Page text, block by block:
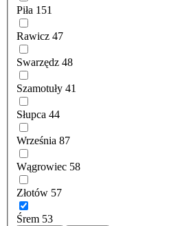
Piła 151
Rawicz 47
Swarzędz 48
Szamotuły 41
Słupca 44
Września 87
Wągrowiec 58
Złotów 57
Śrem 53